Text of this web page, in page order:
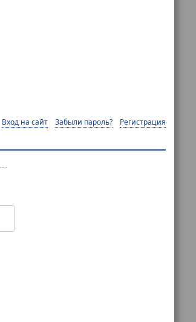
Вход на сайт Забыли пароль? Регистрация